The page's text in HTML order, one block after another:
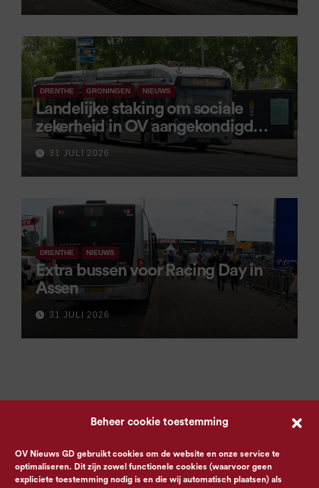
Beheer cookie toestemming
OV Nieuws GD gebruikt cookies om de website en onze service te
optimaliseren. Dit zijn zowel functionele cookies (waarvoor geen
expliciete toestemming nodig is en die wij automatisch plaatsen) als
DRENTHE GRONINGEN NIEUWS
Landelijke staking om sociale
zekerheid in OV aangekondigd
voor 9 september
31 JULI 2026
DRENTHE NIEUWS
Extra bussen voor Racing Day in
Assen
31 JULI 2026